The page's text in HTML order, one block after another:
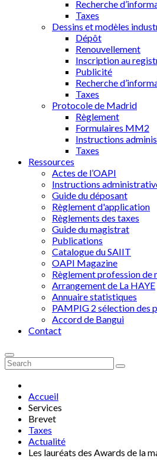
Recherche
Taxes
Dessins et modèles
Dépôt
Renouvellement
Inscription au
Publicité
Recherche
Taxes
Protocole de Madrid
Règlement
Formulaires MM2
Instructions
Taxes
Ressources
Actes de l’OAPI
Instructions
Guide du déposant
Règlement d'application
Règlements des taxes
Guide du magistrat
Publications
Catalogue du SAIIT
OAPI Magazine
Règlement profession de
Arrangement de La HAYE
Annuaire statistiques
PAMPIG 2 sélection des
Accord de Bangui
Contact
Accueil
Services
Brevet
Taxes
Actualité
Les lauréats des Awards de la